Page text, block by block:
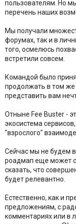
пользователям. Но
перечень наших
Мы получали
форумах, так и в
того, осмелюсь
встретили совсем.
Командой было
продолжать в том
представить вам
Отныне Fee Buster -
экосистема
"взрослого"
Сейчас мы не будем
роадмап еще может
сказать, что
будет релевантно.
Естественно, как и
предложениям, с
комментариях или в